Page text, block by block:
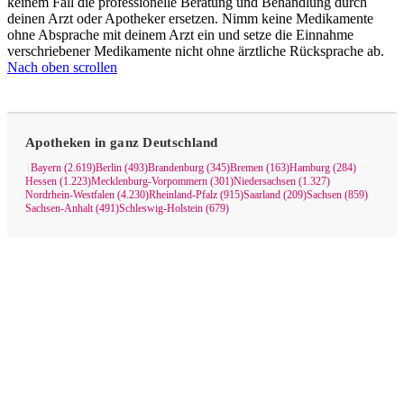
deinen Arzt oder Apotheker ersetzen. Nimm keine Medikamente
ohne Absprache mit deinem Arzt ein und setze die Einnahme
verschriebener Medikamente nicht ohne ärztliche Rücksprache ab.
Nach oben scrollen
Apotheken in ganz Deutschland
Bayern (2.619)Berlin (493)Brandenburg (345)Bremen (163)Hamburg (284)
Hessen (1.223)Mecklenburg-Vorpommern (301)Niedersachsen (1.327)
Nordrhein-Westfalen (4.230)Rheinland-Pfalz (915)Saarland (209)Sachsen (859)
Sachsen-Anhalt (491)Schleswig-Holstein (679)